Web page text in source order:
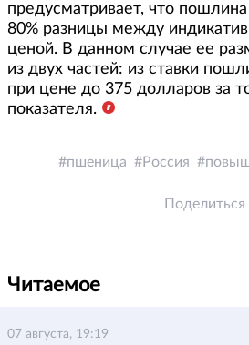
предусматривает, что
80% разницы между
ценой. В данном случае ее
из двух частей: из ставки
при цене до 375 долларов за
показателя.
пшеница Россия
Поделиться
Читаемое
07 августа, 19:19